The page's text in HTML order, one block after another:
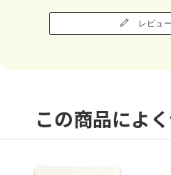
レビュ
この商品によ